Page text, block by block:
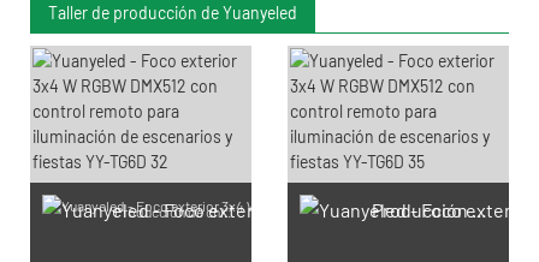
Taller de producción de Yuanyeled
Producción de chips LED SMD Producción de PCB